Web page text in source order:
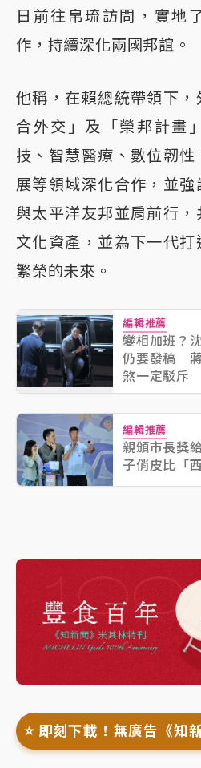
日前往帛琉訪問，實地
作，持續深化兩國邦誼。
他稱，在賴總統帶領下
合外交」及「榮邦計畫
技、智慧醫療、數位韌
展等領域深化合作，並
與太平洋友邦並肩前行
文化資產，並為下一代
繁榮的未來。
編輯推薦
變相加班？
仍要發稿
煞一定駁斥
編輯推薦
親頒市長獎
子俏皮比「
⭐️ 即刻下載！無廣告《知